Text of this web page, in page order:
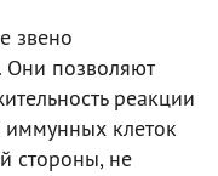
звено
Они позволяют
реакции
иммунных клеток
стороны, не